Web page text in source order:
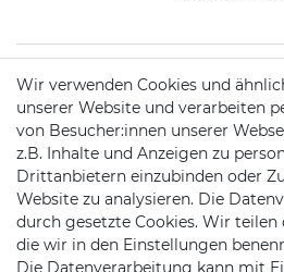
Telefon:09721 /
Mail:
Wir verwenden Cookies und
unserer Website und verarbeiten
von Besucher:innen unserer
z.B. Inhalte und Anzeigen zu
Drittanbietern einzubinden oder
Website zu analysieren. Die
durch gesetzte Cookies. Wir
die wir in den Einstellungen
Die Datenverarbeitung kann mit